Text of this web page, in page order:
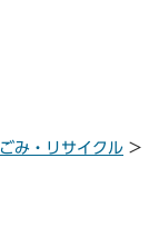
ごみ・リサイクル >